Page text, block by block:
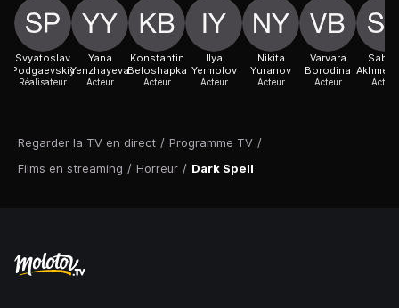
Regarder la TV en direct / Programme TV /
Films en streaming / Horreur / Dark Spell
Svyatoslav
Podgaevskiy
Réalisateur
Yana
Yenzhayeva
Acteur
Konstantin
Beloshapka
Acteur
Ilya
Yermolov
Acteur
Nikita
Yuranov
Acteur
Varvara
Borodina
Acteur Acteur